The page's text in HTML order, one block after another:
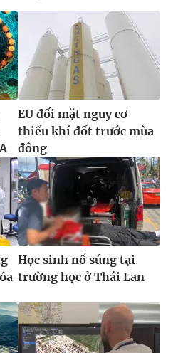
EU đối mặt nguy cơ
thiếu khí đốt trước mùa
đông
Học sinh nổ súng tại
trường học ở Thái Lan